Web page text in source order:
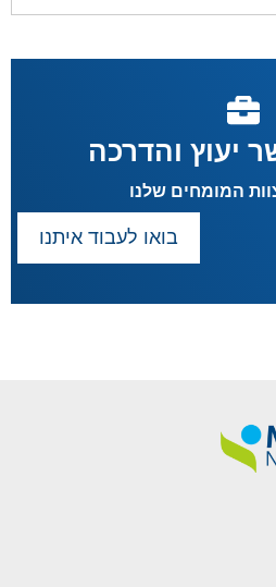
יעוץ והדרכה
המומחים שלנו
בואו לעבוד איתנו